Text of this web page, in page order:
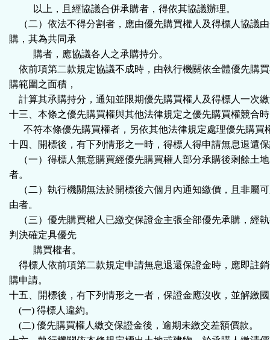
以上，且經協議合併承購者，得依其協議辦理。
（二）依法不得分割者，應由優先購買權人及得標人協議
購，其為共同承
購者，應協議各人之承購持分。
依前項第二款規定協議不成時，由執行機關依全體優先購
購範圍之面積，
計算其承購持分，通知並限期優先購買權人及得標人一次
十三、本條之優先購買權與其他法律規定之優先購買權競合
不符本條優先購買權者，另依其他法律規定處理優先購買
十四、開標後，有下列情形之一時，得標人得申請無息退還
（一）得標人無意購買經優先購買權人部分承購後剩餘土
者。
（二）執行機關無法於開標後六個月內通知繳價，且非屬
由者。
（三）優先購買權人已繳交保證金主張全部優先承購，經
判決確定具優先
購買權者。
得標人依前項第二款規定申請無息退還保證金時，應即註
購申請。
十五、開標後，有下列情形之一者，保證金應沒收，並解繳
(一) 得標人違約。
(二) 優先購買權人繳交保證金後，逾期未繳交差額價款。